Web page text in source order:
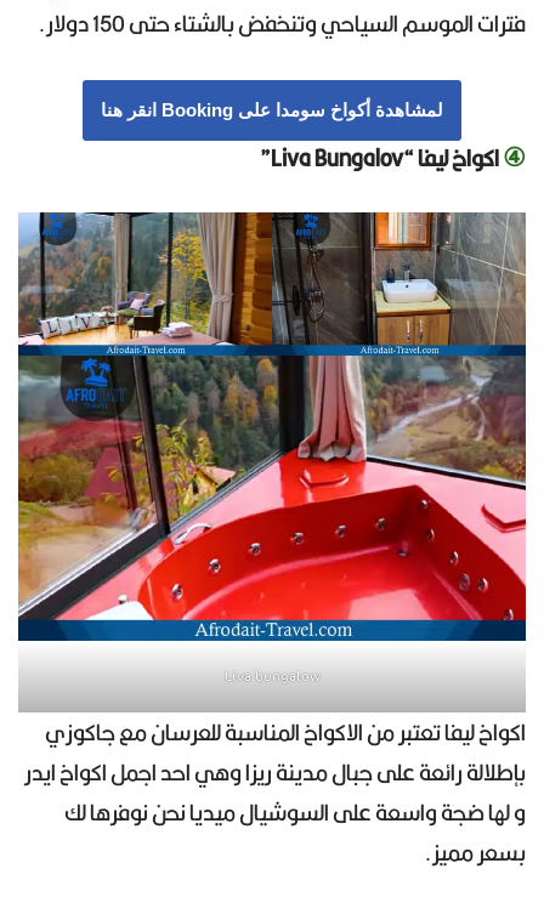
فترات الموسم السياحي وتنخفض بالشتاء حتى 150 دولار.
لمشاهدة أكواخ سومدا على Booking انقر هنا
④اكواخ ليفا “Liva Bungalov”
Liva bungalow
اكواخ ليفا تعتبر من الاكواخ المناسبة للعرسان مع جاكوزي
بإطلالة رائعة على جبال مدينة ريزا وهي احد اجمل اكواخ ايدر
و لها ضجة واسعة على السوشيال ميديا نحن نوفرها لك
بسعر مميز.